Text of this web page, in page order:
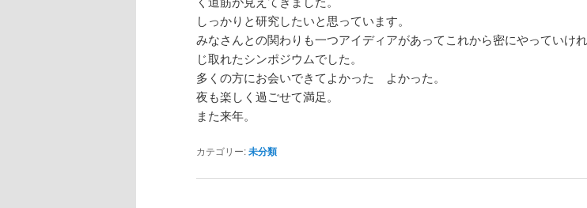
しっかりと研究したいと思っています。
みなさんとの関わりも一つアイディアがあってこれから密にやっていけ
じ取れたシンポジウムでした。
多くの方にお会いできてよかった よかった。
夜も楽しく過ごせて満足。
また来年。
カテゴリー:未分類